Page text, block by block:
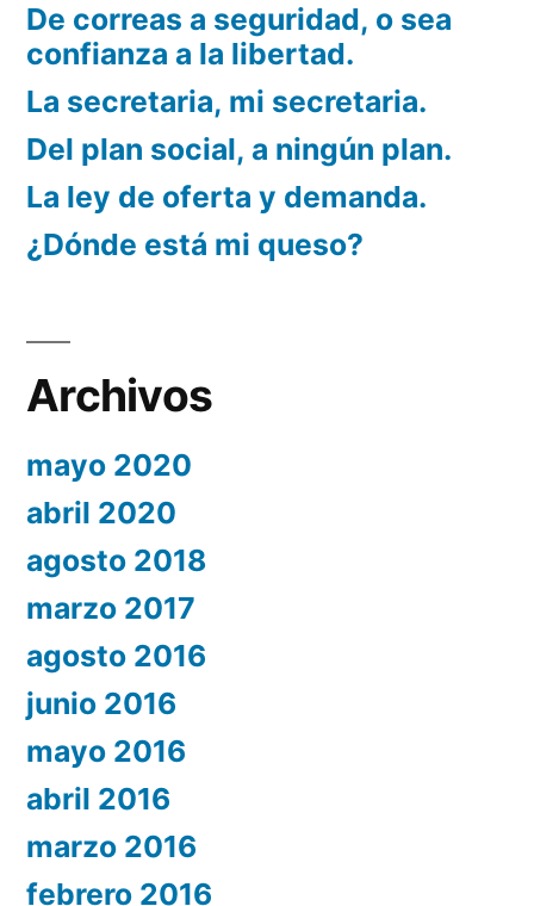
De correas a seguridad, o sea
confianza a la libertad.
La secretaria, mi secretaria.
Del plan social, a ningún plan.
La ley de oferta y demanda.
¿Dónde está mi queso?
Archivos
mayo 2020
abril 2020
agosto 2018
marzo 2017
agosto 2016
junio 2016
mayo 2016
abril 2016
marzo 2016
febrero 2016